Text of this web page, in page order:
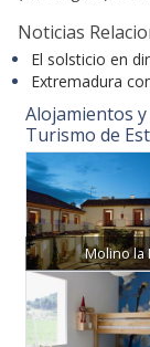
Noticias
El solsticio en
Extremadura
Alojamientos
Turismo de
Molino la